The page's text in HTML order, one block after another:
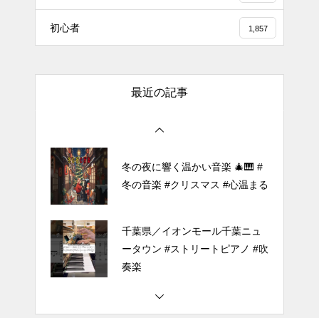
初心者 1,857
最近の記事
【転生悪女の黒歴史OP】ピアノ
で「Black Flame」弾いてみた
（中～上級）【The Dark History
ほぼ日1フレーズ THE BLUE H
冬の夜に響く温かい音楽 🎄🎹 #
冬の音楽 #クリスマス #心温まる
千葉県／イオンモール千葉ニュ
ータウン #ストリートピアノ #吹
奏楽